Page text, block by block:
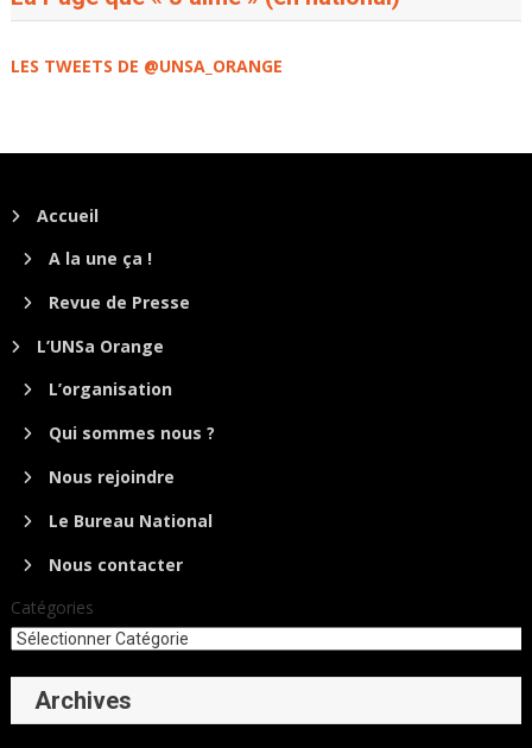
LES TWEETS DE @UNSA_ORANGE
Accueil
A la une ça !
Revue de Presse
L’UNSa Orange
L’organisation
Qui sommes nous ?
Nous rejoindre
Le Bureau National
Nous contacter
Catégories
Archives